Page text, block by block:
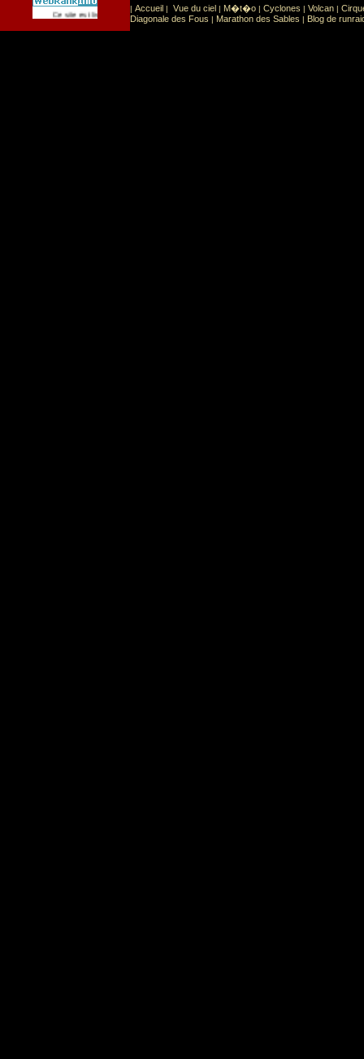
Ce site est list� dans la cat�gorie Sport: Sports extr�mes
| Accueil | Vue du ciel | M�t�o | Cyclones | Volcan |
Diagonale des Fous | Marathon des Sables | Blog de